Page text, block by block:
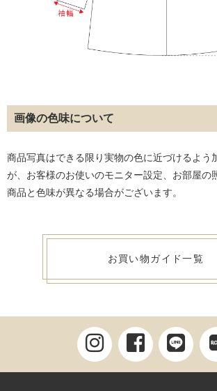
画像の色味について
商品写真はできる限り実物の色に近づけるよう
が、お客様のお使いのモニター設定、お部屋の
商品と色味が異なる場合がございます。
お買い物ガイド一覧